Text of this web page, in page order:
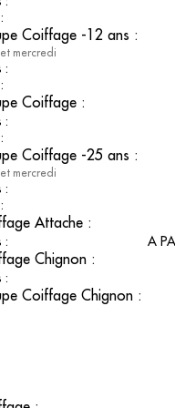
maquillage professionnel.
et faire de chaque
assurant que vous soyez
jour.
indémodable pour
dans l'art de réaliser ce style
conçu pour s'harmoniser
de la mariée, apportant
apparence globale.
préparation, essayez notre
techniques de soin
fortifie votre chevelure,
:
Coiffage -12 ans :
mercredi
:
:
Coiffage :
:
:
Coiffage -25 ans :
mercredi
:
:
Attache :
: A
Chignon :
:
Coiffage Chignon :